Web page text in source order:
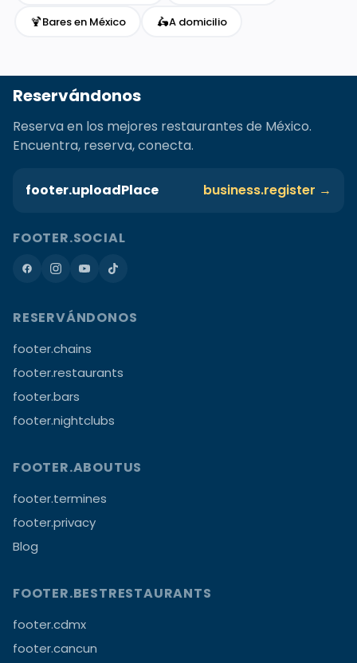
🍹Bares en México 🛵A domicilio
Reservándonos
Reserva en los mejores restaurantes de México.
Encuentra, reserva, conecta.
footer.uploadPlace business.register →
FOOTER.SOCIAL
RESERVÁNDONOS
footer.chains
footer.restaurants
footer.bars
footer.nightclubs
FOOTER.ABOUTUS
footer.termines
footer.privacy
Blog
FOOTER.BESTRESTAURANTS
footer.cdmx
footer.cancun